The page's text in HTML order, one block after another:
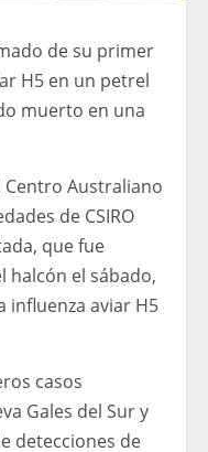
de su primer
H5 en un petrel
muerto en una
Centro Australiano
de CSIRO
que fue
halcón el sábado,
influenza aviar H5
casos
Gales del Sur y
detecciones de